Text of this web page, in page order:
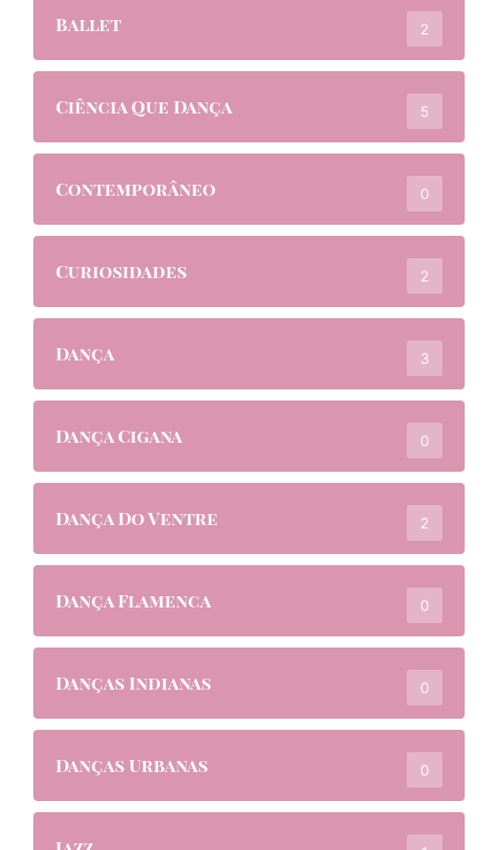
Ballet 2
Ciência Que Dança 5
Contemporâneo 0
Curiosidades 2
Dança 3
Dança Cigana 0
Dança Do Ventre 2
Dança Flamenca 0
Danças Indianas 0
Danças Urbanas 0